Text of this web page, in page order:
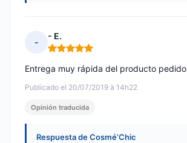
-
- E.
Nota: 5 de 5
Publicado el 20/07/2019 à 14h22
Entrega muy rápida del producto pedido
Opinión traducida
Respuesta de Cosmé’Chic